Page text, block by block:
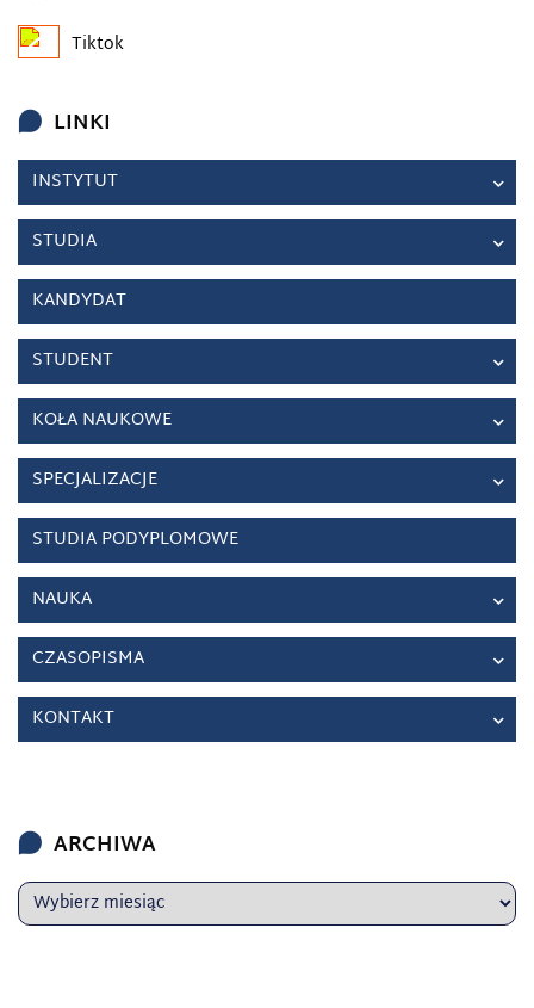
Tiktok
LINKI
INSTYTUT
STUDIA
KANDYDAT
STUDENT
KOŁA NAUKOWE
SPECJALIZACJE
STUDIA PODYPLOMOWE
NAUKA
CZASOPISMA
KONTAKT
ARCHIWA